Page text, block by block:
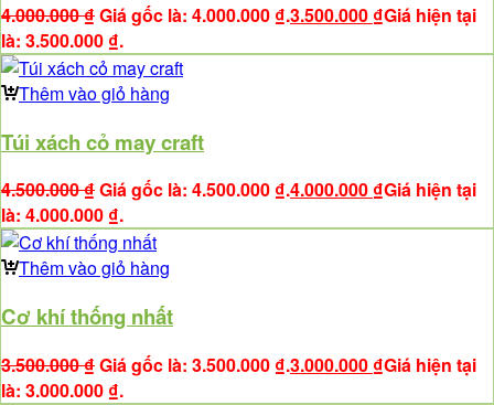
4.000.000₫Giá gốc là: 4.000.000 ₫.3.500.000 ₫Giá hiện tại
là: 3.500.000 ₫.
Thêm vào giỏ hàng
Túi xách cỏ may craft
4.500.000₫Giá gốc là: 4.500.000 ₫.4.000.000 ₫Giá hiện tại
là: 4.000.000 ₫.
Thêm vào giỏ hàng
Cơ khí thống nhất
3.500.000₫Giá gốc là: 3.500.000 ₫.3.000.000 ₫Giá hiện tại
là: 3.000.000 ₫.